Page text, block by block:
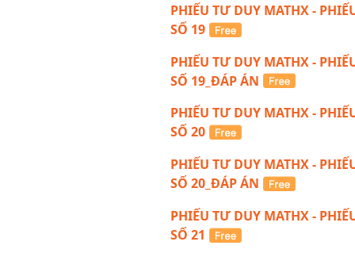
PHIẾU TƯ DUY MATHX -
SỐ 19
PHIẾU TƯ DUY MATHX -
SỐ 19_ĐÁP ÁN
PHIẾU TƯ DUY MATHX -
SỐ 20
PHIẾU TƯ DUY MATHX -
SỐ 20_ĐÁP ÁN
PHIẾU TƯ DUY MATHX -
SỐ 21